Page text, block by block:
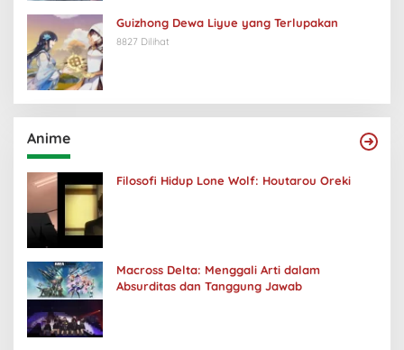
Guizhong Dewa Liyue yang Terlupakan
8827 Dilihat
Anime
Filosofi Hidup Lone Wolf: Houtarou Oreki
Macross Delta: Menggali Arti dalam
Absurditas dan Tanggung Jawab